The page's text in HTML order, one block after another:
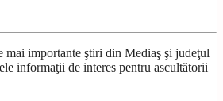
importante ştiri din Mediaş şi judeţul
informaţii de interes pentru ascultătorii